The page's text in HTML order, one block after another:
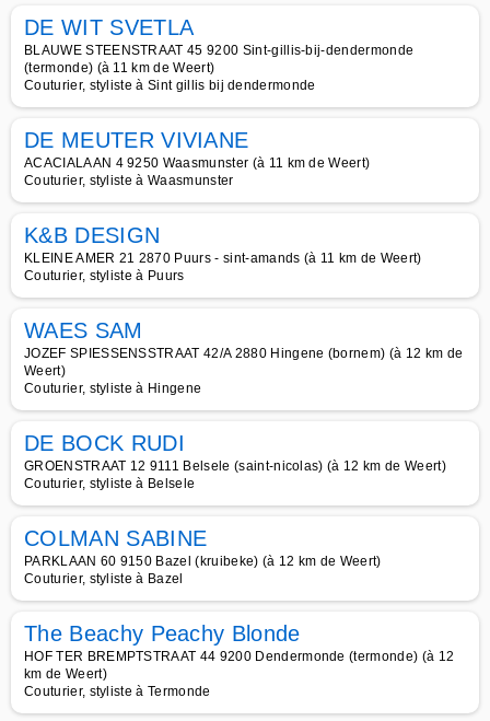
DE WIT SVETLA
BLAUWE STEENSTRAAT 45 9200 Sint-gillis-bij-dendermonde
(termonde) (à 11 km de Weert)
Couturier, styliste à Sint gillis bij dendermonde
DE MEUTER VIVIANE
ACACIALAAN 4 9250 Waasmunster (à 11 km de Weert)
Couturier, styliste à Waasmunster
K&B DESIGN
KLEINE AMER 21 2870 Puurs - sint-amands (à 11 km de Weert)
Couturier, styliste à Puurs
WAES SAM
JOZEF SPIESSENSSTRAAT 42/A 2880 Hingene (bornem) (à 12 km de
Weert)
Couturier, styliste à Hingene
DE BOCK RUDI
GROENSTRAAT 12 9111 Belsele (saint-nicolas) (à 12 km de Weert)
Couturier, styliste à Belsele
COLMAN SABINE
PARKLAAN 60 9150 Bazel (kruibeke) (à 12 km de Weert)
Couturier, styliste à Bazel
The Beachy Peachy Blonde
HOF TER BREMPTSTRAAT 44 9200 Dendermonde (termonde) (à 12
km de Weert)
Couturier, styliste à Termonde